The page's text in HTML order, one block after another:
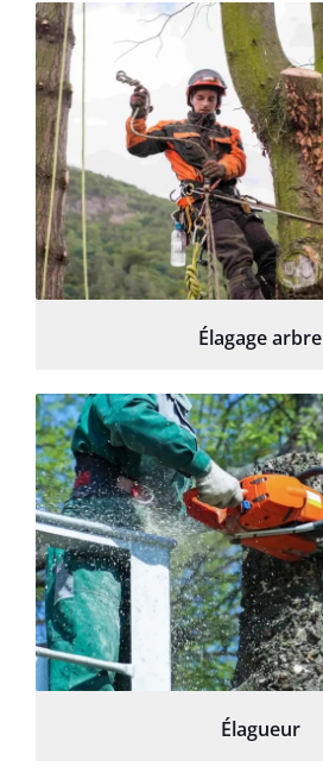
Élagage arbre
Élagueur